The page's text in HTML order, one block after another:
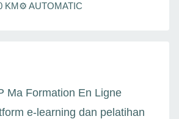
KM⚙ AUTOMATIC
Ma Formation En Ligne
e-learning dan pelatihan